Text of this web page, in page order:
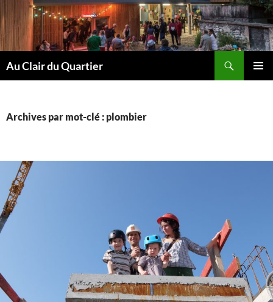
au
contenu
Au Clair du Quartier
Archives par mot-clé : plombier